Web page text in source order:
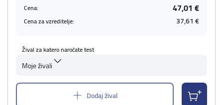
Cena: 47,01 €
Cena za vzreditelje: 37,61 €
Žival za katero naročate test
Moje živali
Dodaj žival